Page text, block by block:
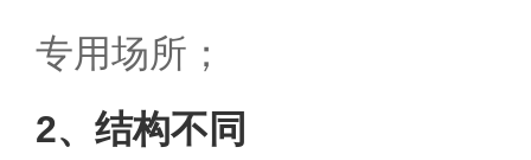
专用场所；
2、结构不同